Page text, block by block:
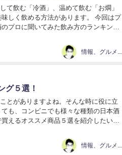
て飲む「冷酒」、温めて飲む「お燗」
しく飲める方法があります。 今回はプ
プロに聞いてみた飲み方のランキン
グ５選！
とがありますよね。そんな時に役に立
も、コンビニでも様々な種類の日本酒
えるオススメ商品５選を紹介したいと